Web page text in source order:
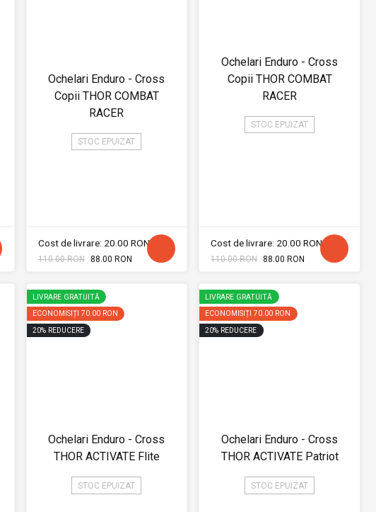
Ochelari Enduro - Cross
Copii THOR COMBAT
RACER
STOC EPUIZAT
Cost de livrare: 20.00 RON
110.00 RON 88.00 RON
Ochelari Enduro - Cross
Copii THOR COMBAT
RACER
STOC EPUIZAT
Cost de livrare: 20.00 RON
110.00 RON 88.00 RON
LIVRARE GRATUITĂ
ECONOMISIȚI 70.00 RON
20% REDUCERE
Ochelari Enduro - Cross
THOR ACTIVATE Flite
STOC EPUIZAT
LIVRARE GRATUITĂ
ECONOMISIȚI 70.00 RON
20% REDUCERE
Ochelari Enduro - Cross
THOR ACTIVATE Patriot
STOC EPUIZAT